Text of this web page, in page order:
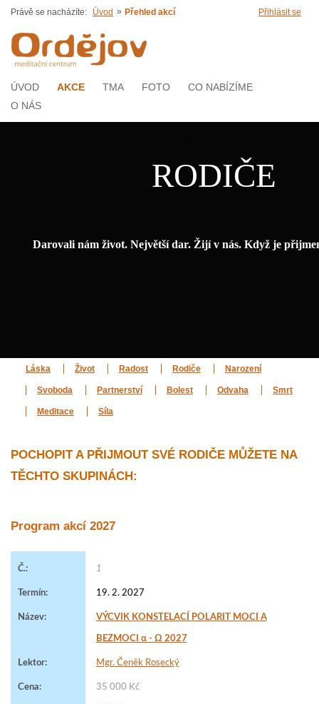
Přihlásit se
Právě se nacházíte: Úvod » Přehled akcí
ÚVOD AKCE TMA FOTO
CO NABÍZÍME
O NÁS
RODIČE
Darovali nám život. Největší dar. Žijí v nás. Když je
Láska Život Radost Rodiče Narození
Svoboda Partnerství Bolest Odvaha Smrt
Meditace Síla
POCHOPIT A PŘIJMOUT SVÉ RODIČE MŮŽETE NA
TĚCHTO SKUPINÁCH:
Program akcí 2027
1
19. 2. 2027
VÝCVIK KONSTELACÍ POLARIT MOCI A
BEZMOCI α - Ω 2027
Mgr. Čeněk Rosecký
35 000 Kč